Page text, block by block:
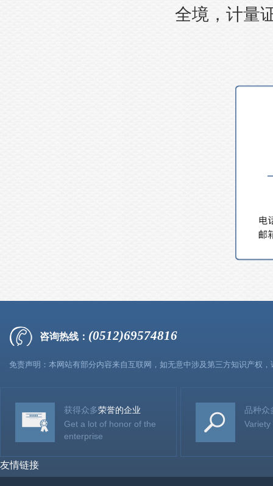
全境，计量
咨询热线： (0512)69574816
免责声明：本网站有部分内容来自互联网，如无意中涉及第三方知识产权
获得众多荣誉的企业
Get a lot of honor of the
enterprise
品种众
友情链接